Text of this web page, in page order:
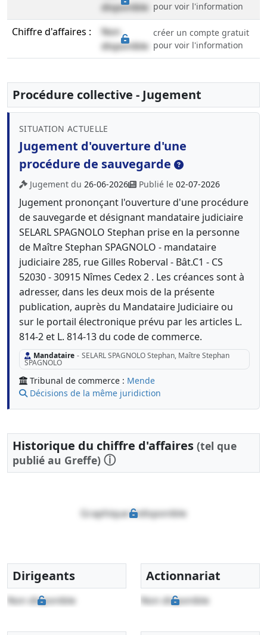
disponible pour voir l'information
Chiffre d'affaires :
Non
disponible
créer un compte gratuit
pour voir l'information
Procédure collective - Jugement
SITUATION ACTUELLE
Jugement d'ouverture d'une
procédure de sauvegarde
Jugement du 26-06-2026 Publié le 02-07-2026
Jugement prononçant l'ouverture d'une procédure
de sauvegarde et désignant mandataire judiciaire
SELARL SPAGNOLO Stephan prise en la personne
de Maître Stephan SPAGNOLO - mandataire
judiciaire 285, rue Gilles Roberval - Bât.C1 - CS
52030 - 30915 Nîmes Cedex 2 . Les créances sont à
adresser, dans les deux mois de la présente
publication, auprès du Mandataire Judiciaire ou
sur le portail électronique prévu par les articles L.
814-2 et L. 814-13 du code de commerce.
Mandataire - SELARL SPAGNOLO Stephan, Maître Stephan
SPAGNOLO
Tribunal de commerce : Mende
Décisions de la même juridiction
Historique du chiffre d'affaires (tel que
publié au Greffe) ⓘ
Graphique indisponible
Dirigeants
Non disponible
Actionnariat
Non disponible